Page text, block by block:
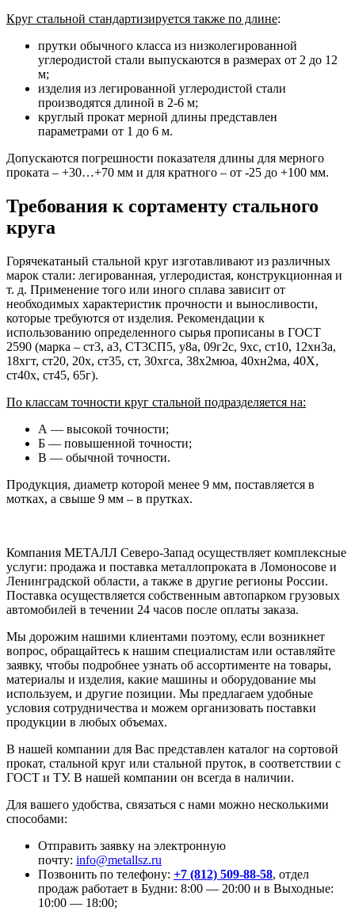
Круг стальной стандартизируется также по длине:
прутки обычного класса из низколегированной
углеродистой стали выпускаются в размерах от 2 до 12
м;
изделия из легированной углеродистой стали
производятся длиной в 2-6 м;
круглый прокат мерной длины представлен
параметрами от 1 до 6 м.
Допускаются погрешности показателя длины для мерного
проката – +30…+70 мм и для кратного – от -25 до +100 мм.
Требования к сортаменту стального
круга
Горячекатаный стальной круг изготавливают из различных
марок стали: легированная, углеродистая, конструкционная и
т. д. Применение того или иного сплава зависит от
необходимых характеристик прочности и выносливости,
которые требуются от изделия. Рекомендации к
использованию определенного сырья прописаны в ГОСТ
2590 (марка – ст3, а3, СТ3СП5, у8а, 09г2с, 9хс, ст10, 12хн3а,
18хгт, ст20, 20х, ст35, ст, 30хгса, 38х2мюа, 40хн2ма, 40Х,
ст40х, ст45, 65г).
По классам точности круг стальной подразделяется на:
А — высокой точности;
Б — повышенной точности;
В — обычной точности.
Продукция, диаметр которой менее 9 мм, поставляется в
мотках, а свыше 9 мм – в прутках.
Компания МЕТАЛЛ Северо-Запад осуществляет комплексные
услуги: продажа и поставка металлопроката в Ломоносове и
Ленинградской области, а также в другие регионы России.
Поставка осуществляется собственным автопарком грузовых
автомобилей в течении 24 часов после оплаты заказа.
Мы дорожим нашими клиентами поэтому, если возникнет
вопрос, обращайтесь к нашим специалистам или оставляйте
заявку, чтобы подробнее узнать об ассортименте на товары,
материалы и изделия, какие машины и оборудование мы
используем, и другие позиции. Мы предлагаем удобные
условия сотрудничества и можем организовать поставки
продукции в любых объемах.
В нашей компании для Вас представлен каталог на сортовой
прокат, стальной круг или стальной пруток, в соответствии с
ГОСТ и ТУ. В нашей компании он всегда в наличии.
Для вашего удобства, связаться с нами можно несколькими
способами:
Отправить заявку на электронную
почту: info@metallsz.ru
Позвонить по телефону: +7 (812) 509-88-58, отдел
продаж работает в Будни: 8:00 — 20:00 и в Выходные:
10:00 — 18:00;